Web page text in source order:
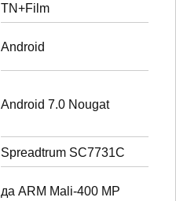
TN+Film
Android
Android 7.0 Nougat
Spreadtrum SC7731C
да ARM Mali-400 MP